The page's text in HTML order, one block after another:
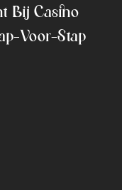
Bij Casino
Voor-Stap